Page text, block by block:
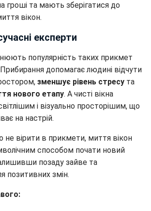
гроші та мають зберігатися до
вікон.
експерти
популярність таких прикмет
допомагає людині відчути
зменшує рівень стресу та
нового етапу. А чисті вікна
і візуально просторішим, що
на настрій.
не вірити в прикмети, миття вікон
способом почати новий
позаду зайве та
позитивних змін.